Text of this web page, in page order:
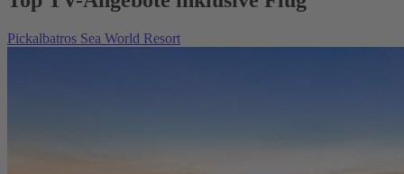
Pickalbatros Sea World Resort